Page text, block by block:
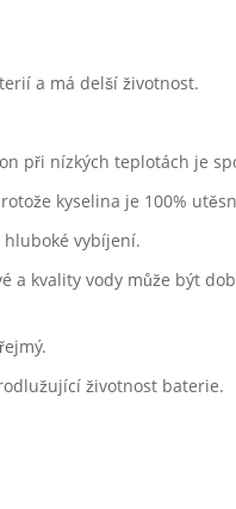
a má delší životnost.
při nízkých teplotách je
kyselina je 100%
vybíjení.
a kvality vody může být
životnost baterie.